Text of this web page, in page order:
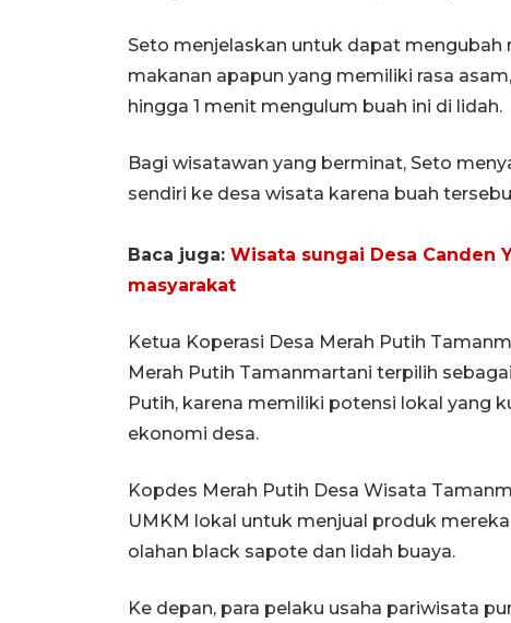
Seto menjelaskan untuk dapat mengubah
makanan apapun yang memiliki rasa
hingga 1 menit mengulum buah ini di lidah.
Bagi wisatawan yang berminat, Seto
sendiri ke desa wisata karena buah
Baca juga: Wisata sungai Desa Canden
masyarakat
Ketua Koperasi Desa Merah Putih
Merah Putih Tamanmartani terpilih
Putih, karena memiliki potensi lokal yang
ekonomi desa.
Kopdes Merah Putih Desa Wisata
UMKM lokal untuk menjual produk
olahan black sapote dan lidah buaya.
Ke depan, para pelaku usaha pariwisata